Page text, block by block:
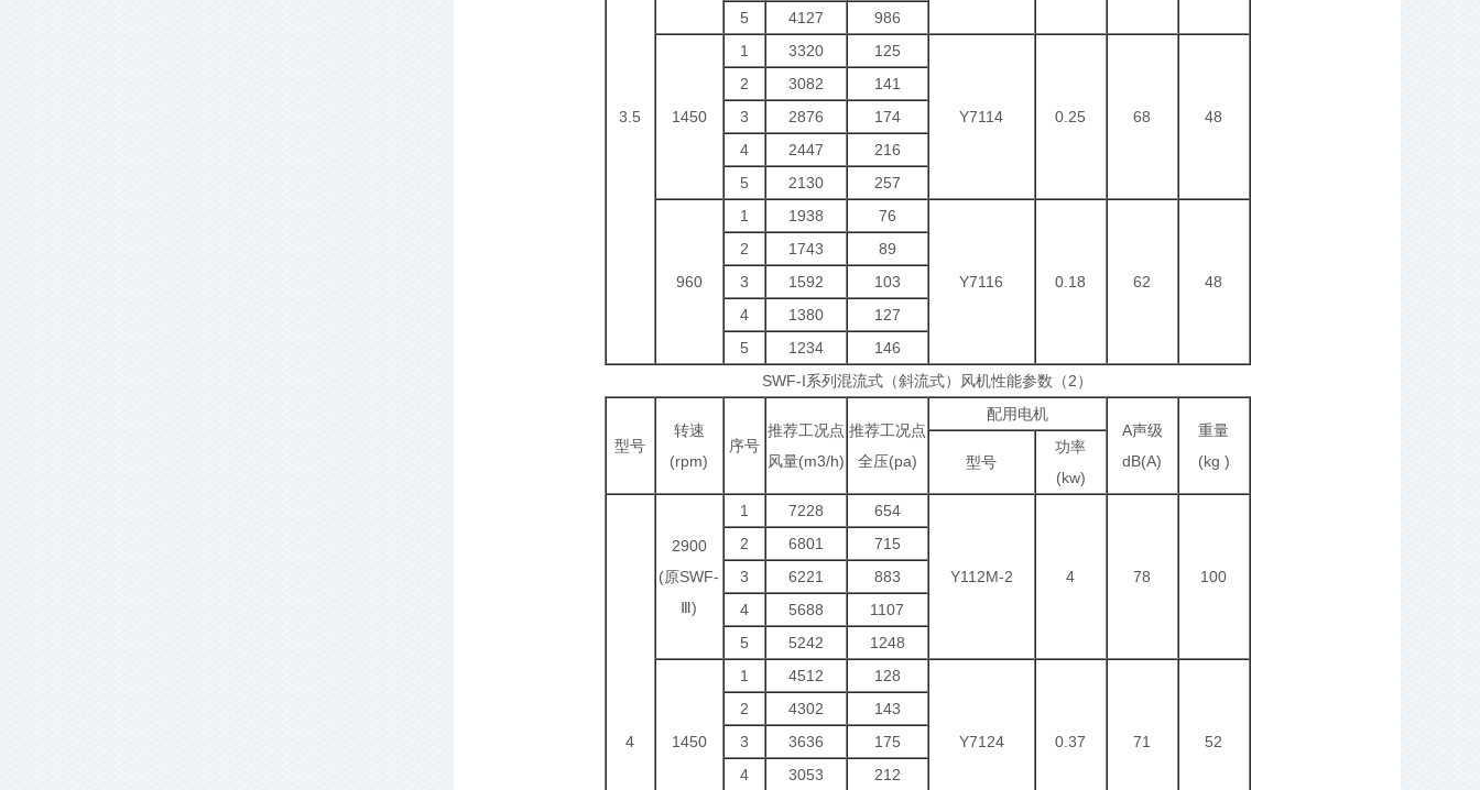
3.5
5
4127 986
1450
1 3320 125
Y7114 0.25 68 48
2 3082
141
3
2876
174
4
2447
216
5
2130 257
960
1 1938 76
Y7116 0.18 62 48
2 1743
89
3
1592
103
4
1380
127
5
1234
146
SWF-I系列混流式（斜流式）风机性能参数（2）
型号
转速
(rpm)
序号
推荐工况点
风量(m3/h)
推荐工况点
全压(pa)
配用电机
A声级
dB(A)
重量
(kg )
型号
功率
(kw)
4
2900
(原SWF-
Ⅲ)
1 7228 654
Y112M-2 4 78 100
2 6801
715
3
6221
883
4
5688
1107
5
5242 1248
1450
1 4512 128
Y7124 0.37 71 52
2 4302
143
3
3636
175
4
3053 212